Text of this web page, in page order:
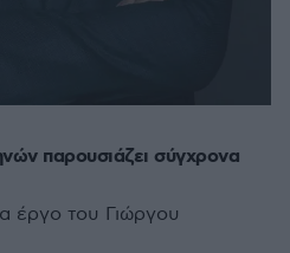
παρουσιάζει σύγχρονα
έργο του Γιώργου